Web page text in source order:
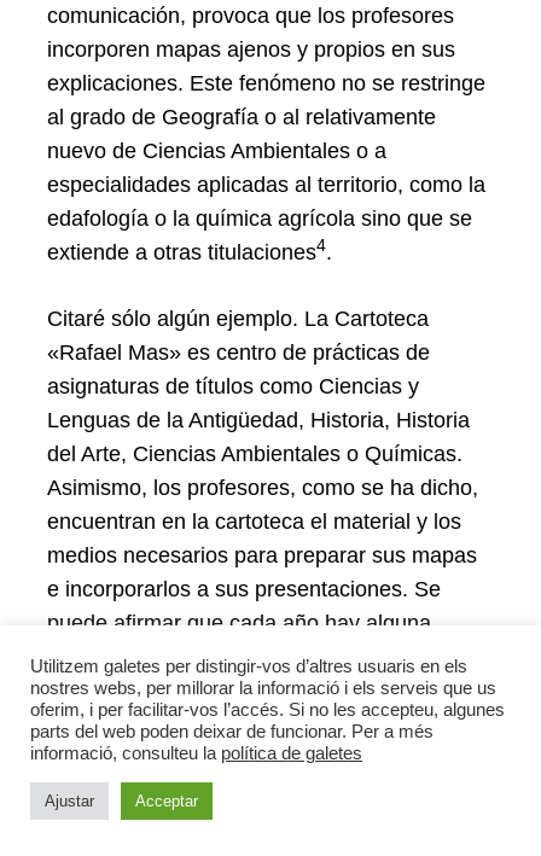
comunicación, provoca que los profesores
incorporen mapas ajenos y propios en sus
explicaciones. Este fenómeno no se restringe
al grado de Geografía o al relativamente
nuevo de Ciencias Ambientales o a
especialidades aplicadas al territorio, como la
edafología o la química agrícola sino que se
extiende a otras titulaciones4.
Citaré sólo algún ejemplo. La Cartoteca
«Rafael Mas» es centro de prácticas de
asignaturas de títulos como Ciencias y
Lenguas de la Antigüedad, Historia, Historia
del Arte, Ciencias Ambientales o Químicas.
Asimismo, los profesores, como se ha dicho,
encuentran en la cartoteca el material y los
medios necesarios para preparar sus mapas
e incorporarlos a sus presentaciones. Se
puede afirmar que cada año hay alguna
nueva incorporación, lo que supongo que es
un fenómeno común a todas las cartotecas
universitarias.
Bien es cierto que el mayor número de
utilizaciones se encuentra en el grado de
Utilitzem galetes per distingir-vos d’altres usuaris en els
nostres webs, per millorar la informació i els serveis que us
oferim, i per facilitar-vos l’accés. Si no les accepteu, algunes
parts del web poden deixar de funcionar. Per a més
informació, consulteu la política de galetes
Ajustar Acceptar